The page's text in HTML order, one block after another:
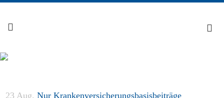
23 Aug. Nur Krankenversicherungsbasisbeiträge